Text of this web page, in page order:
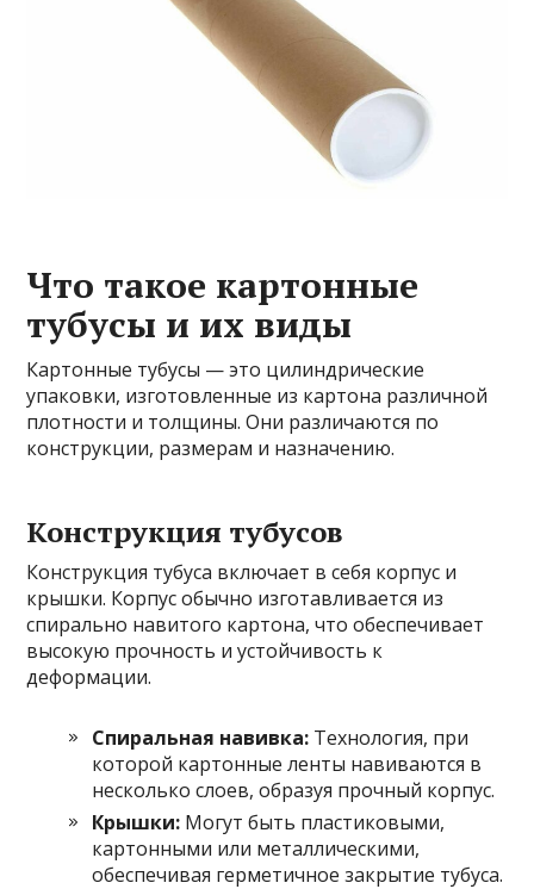
Что такое картонные
тубусы и их виды
Картонные тубусы — это цилиндрические
упаковки, изготовленные из картона различной
плотности и толщины. Они различаются по
конструкции, размерам и назначению.
Конструкция тубусов
Конструкция тубуса включает в себя корпус и
крышки. Корпус обычно изготавливается из
спирально навитого картона, что обеспечивает
высокую прочность и устойчивость к
деформации.
Спиральная навивка: Технология, при
которой картонные ленты навиваются в
несколько слоев, образуя прочный корпус.
Крышки: Могут быть пластиковыми,
картонными или металлическими,
обеспечивая герметичное закрытие тубуса.